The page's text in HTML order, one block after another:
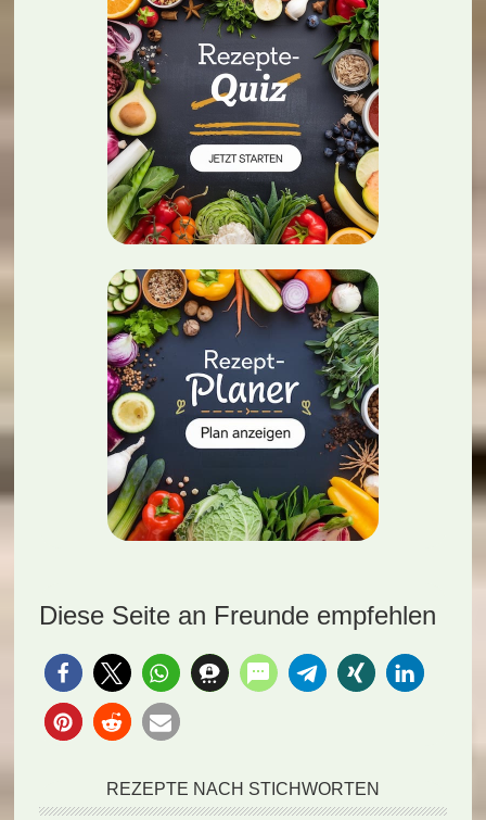
Diese Seite an Freunde empfehlen
REZEPTE NACH STICHWORTEN